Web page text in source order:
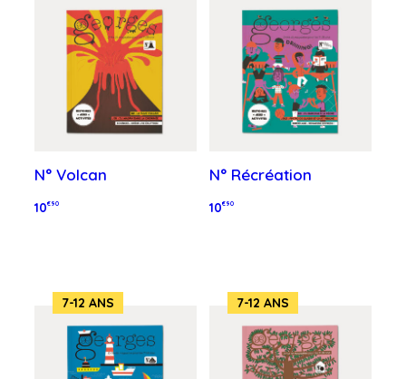
N° Volcan
10€90
N° Récréation
10€90
7-12 ANS 7-12 ANS